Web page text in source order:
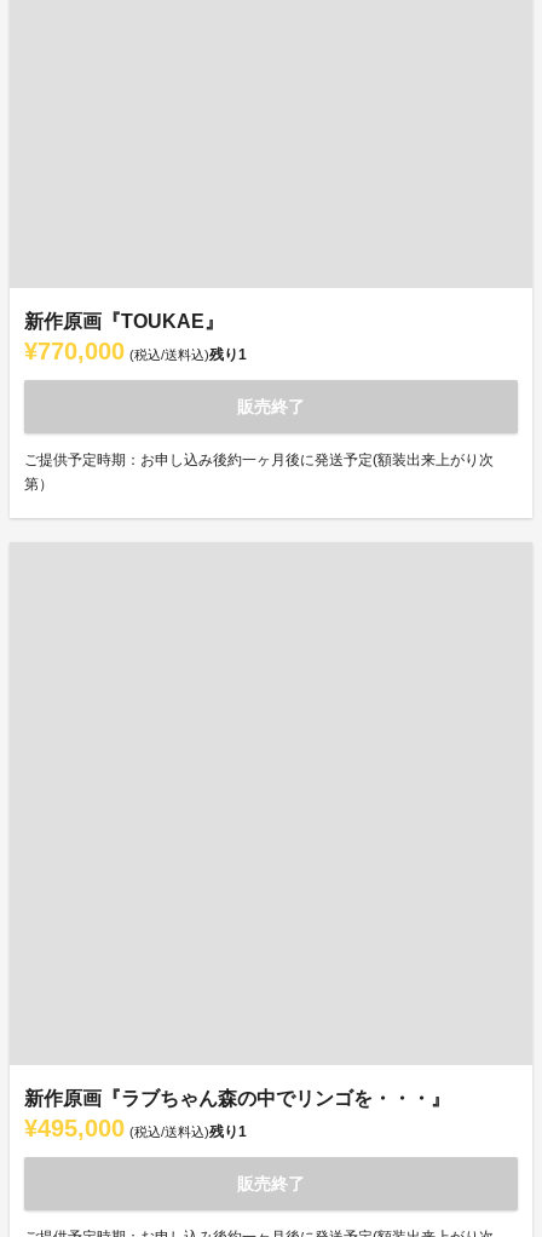
新作原画『TOUKAE』
¥770,000 (税込/送料込)残り1
販売終了
ご提供予定時期：お申し込み後約一ヶ月後に発送予定(額装出来上がり次
第）
新作原画『ラブちゃん森の中でリンゴを・・・』
¥495,000 (税込/送料込)残り1
販売終了